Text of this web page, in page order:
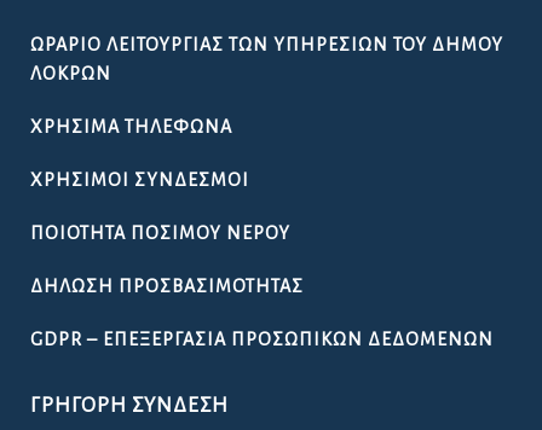
ΩΡΆΡΙΟ ΛΕΙΤΟΥΡΓΊΑΣ ΤΩΝ ΥΠΗΡΕΣΙΏΝ ΤΟΥ ΔΉΜΟΥ
ΛΟΚΡΏΝ
ΧΡΉΣΙΜΑ ΤΗΛΈΦΩΝΑ
ΧΡΉΣΙΜΟΙ ΣΎΝΔΕΣΜΟΙ
ΠΟΙΌΤΗΤΑ ΠΌΣΙΜΟΥ ΝΕΡΟΎ
ΔΉΛΩΣΗ ΠΡΟΣΒΑΣΙΜΌΤΗΤΑΣ
GDPR – ΕΠΕΞΕΡΓΑΣΙΑ ΠΡΟΣΩΠΙΚΩΝ ΔΕΔΟΜΕΝΩΝ
ΓΡΉΓΟΡΗ ΣΎΝΔΕΣΗ